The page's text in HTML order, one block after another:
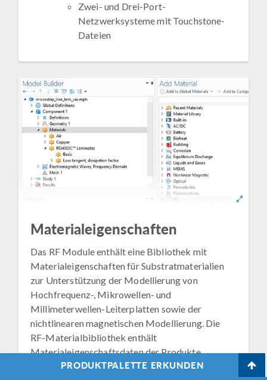
Zwei- und Drei-Port-
Netzwerksysteme mit Touchstone-
Dateien
Materialeigenschaften
Das RF Module enthält eine Bibliothek mit
Materialeigenschaften für Substratmaterialien
zur Unterstützung der Modellierung von
Hochfrequenz-, Mikrowellen- und
Millimeterwellen-Leiterplatten sowie der
nichtlinearen magnetischen Modellierung. Die
RF-Materialbibliothek enthält
Materialeigenschaftsdaten der Produkte
folgender Unternehmen:
PRODUKTPALETTE ERKUNDEN